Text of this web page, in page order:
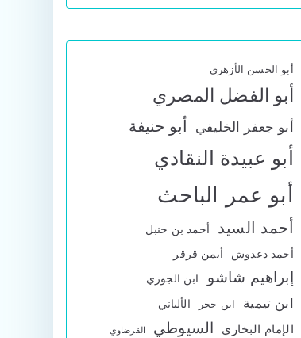
أبو الحسن الأزهري
أبو الفضل المصري
أبو جعفر الخليفي أبو حنيفة
أبو عبيدة النقادي
أبو عمر الباحث
أحمد السيد
أحمد بن حنبل
أحمد دعدوش
أيمن قرقر
إبراهيم شاشو ابن الجوزي
ابن تيمية ابن حجر الألباني
الإمام البخاري السيوطي القرضاوي